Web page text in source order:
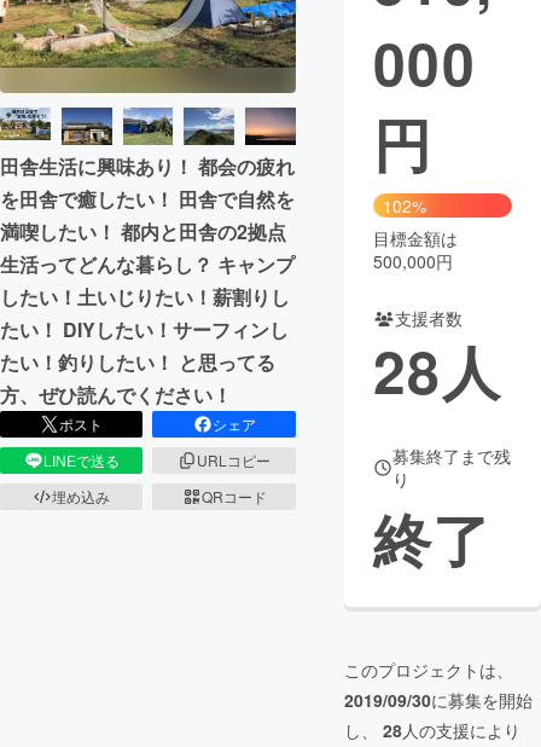
映像・映画
ビジネス・起業
まちづくり・地域活性化
CAMPFIRE for Social Good
CAMPFIRE Creation
CAMPFIREふるさと納税 machi-ya コミュニティ
田舎生活に興味あり！ 都会の疲れ
を田舎で癒したい！ 田舎で自然を
満喫したい！ 都内と田舎の2拠点
生活ってどんな暮らし？ キャンプ
したい！土いじりたい！薪割りし
たい！ DIYしたい！サーフィンし
たい！釣りしたい！ と思ってる
方、ぜひ読んでください！
ポスト
シェア
LINEで送る
URLコピー
埋め込み
QRコード
000
円
102%
目標金額は
500,000円
支援者数
28人
募集終了まで残
り
終了
このプロジェクトは、
2019/09/30に募集を開始
し、 28人の支援により